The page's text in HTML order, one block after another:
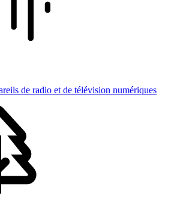
de radio et de télévision numériques